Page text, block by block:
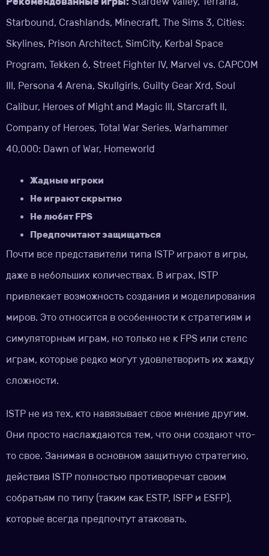
Starbound, Crashlands, Minecraft, The Sims 3, Cities:
Skylines, Prison Architect, SimCity, Kerbal Space
Program, Tekken 6, Street Fighter IV, Marvel vs. CAPCOM
III, Persona 4 Arena, Skullgirls, Guilty Gear Xrd, Soul
Calibur, Heroes of Might and Magic III, Starcraft II,
Company of Heroes, Total War Series, Warhammer
40,000: Dawn of War, Homeworld
Жадные игроки
Не играют скрытно
Не любят FPS
Предпочитают защищаться
Почти все представители типа ISTP играют в игры,
даже в небольших количествах. В играх, ISTP
привлекает возможность создания и моделирования
миров. Это относится в особенности к стратегиям и
симуляторным играм, но только не к FPS или стелс
играм, которые редко могут удовлетворить их жажду
сложности.
ISTP не из тех, кто навязывает свое мнение другим.
Они просто наслаждаются тем, что они создают что-
то свое. Занимая в основном защитную стратегию,
действия ISTP полностью противоречат своим
собратьям по типу (таким как ESTP, ISFP и ESFP),
которые всегда предпочтут атаковать.